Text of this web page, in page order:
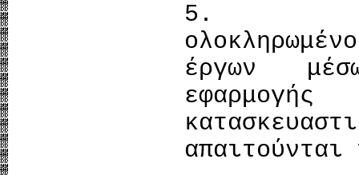
5.
έργων